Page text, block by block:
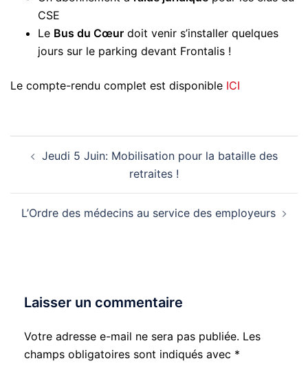
CSE
Le Bus du Cœur doit venir s’installer quelques
jours sur le parking devant Frontalis !
Le compte-rendu complet est disponible ICI
d’article
Jeudi 5 Juin: Mobilisation pour la bataille des
retraites !
L’Ordre des médecins au service des employeurs
Laisser un commentaire
Votre adresse e-mail ne sera pas publiée. Les
champs obligatoires sont indiqués avec *